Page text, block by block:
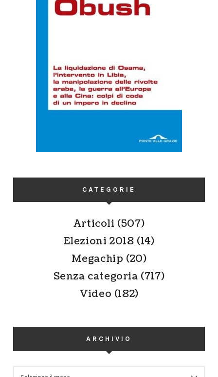
CATEGORIE
Articoli (507)
Elezioni 2018 (14)
Megachip (20)
Senza categoria (717)
Video (182)
ARCHIVIO